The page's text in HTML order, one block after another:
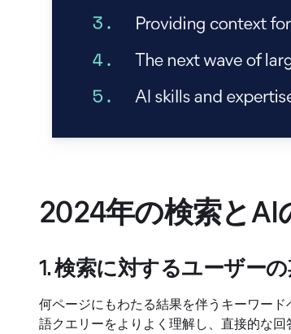
2024年の検索とAI
1. 検索に対するユーザー
何ページにもわたる結果を伴うキーワー
語クエリーをよりよく理解し、直接的な回